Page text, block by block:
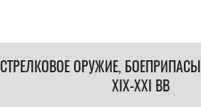
СТРЕЛКОВОЕ ОРУЖИЕ,
XIX-XXI ВВ